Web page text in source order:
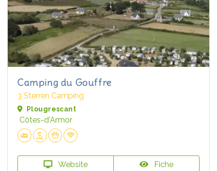
Camping du Gouffre
3 Sterren Camping
Plougrescant
Côtes-d'Armor
Website Fiche